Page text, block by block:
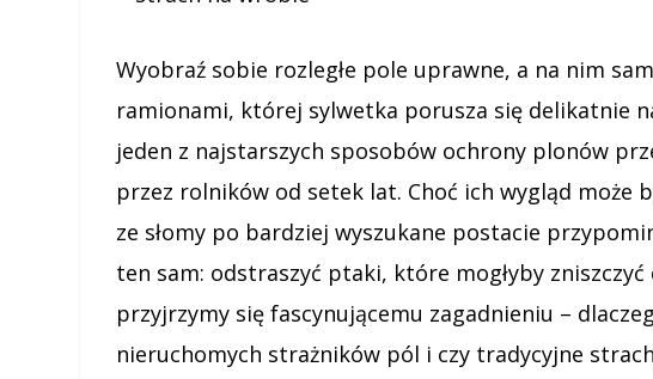
Wyobraź sobie rozległe pole uprawne, a na nim
ramionami, której sylwetka porusza się delikatnie
jeden z najstarszych sposobów ochrony plonów
przez rolników od setek lat. Choć ich wygląd może
ze słomy po bardziej wyszukane postacie
ten sam: odstraszyć ptaki, które mogłyby
przyjrzymy się fascynującemu zagadnieniu –
nieruchomych strażników pól i czy tradycyjne